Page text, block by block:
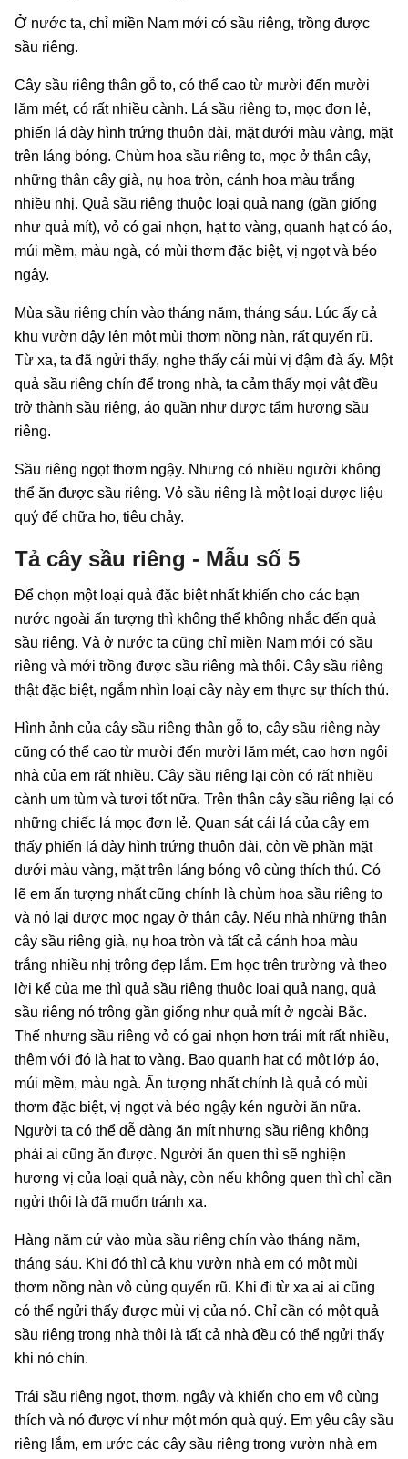
Ở nước ta, chỉ miền Nam mới có sầu riêng, trồng được
sầu riêng.
Cây sầu riêng thân gỗ to, có thể cao từ mười đến mười
lăm mét, có rất nhiều cành. Lá sầu riêng to, mọc đơn lẻ,
phiến lá dày hình trứng thuôn dài, mặt dưới màu vàng, mặt
trên láng bóng. Chùm hoa sầu riêng to, mọc ở thân cây,
những thân cây già, nụ hoa tròn, cánh hoa màu trắng
nhiều nhị. Quả sầu riêng thuộc loại quả nang (gần giống
như quả mít), vỏ có gai nhọn, hạt to vàng, quanh hạt có áo,
múi mềm, màu ngà, có mùi thơm đặc biệt, vị ngọt và béo
ngậy.
Mùa sầu riêng chín vào tháng năm, tháng sáu. Lúc ấy cả
khu vườn dậy lên một mùi thơm nồng nàn, rất quyến rũ.
Từ xa, ta đã ngửi thấy, nghe thấy cái mùi vị đậm đà ấy. Một
quả sầu riêng chín để trong nhà, ta cảm thấy mọi vật đều
trở thành sầu riêng, áo quần như được tẩm hương sầu
riêng.
Sầu riêng ngọt thơm ngậy. Nhưng có nhiều người không
thể ăn được sầu riêng. Vỏ sầu riêng là một loại dược liệu
quý để chữa ho, tiêu chảy.
Tả cây sầu riêng - Mẫu số 5
Để chọn một loại quả đặc biệt nhất khiến cho các bạn
nước ngoài ấn tượng thì không thể không nhắc đến quả
sầu riêng. Và ở nước ta cũng chỉ miền Nam mới có sầu
riêng và mới trồng được sầu riêng mà thôi. Cây sầu riêng
thật đặc biệt, ngắm nhìn loại cây này em thực sự thích thú.
Hình ảnh của cây sầu riêng thân gỗ to, cây sầu riêng này
cũng có thể cao từ mười đến mười lăm mét, cao hơn ngôi
nhà của em rất nhiều. Cây sầu riêng lại còn có rất nhiều
cành um tùm và tươi tốt nữa. Trên thân cây sầu riêng lại có
những chiếc lá mọc đơn lẻ. Quan sát cái lá của cây em
thấy phiến lá dày hình trứng thuôn dài, còn về phần mặt
dưới màu vàng, mặt trên láng bóng vô cùng thích thú. Có
lẽ em ấn tượng nhất cũng chính là chùm hoa sầu riêng to
và nó lại được mọc ngay ở thân cây. Nếu nhà những thân
cây sầu riêng già, nụ hoa tròn và tất cả cánh hoa màu
trắng nhiều nhị trông đẹp lắm. Em học trên trường và theo
lời kể của mẹ thì quả sầu riêng thuộc loại quả nang, quả
sầu riêng nó trông gần giống như quả mít ở ngoài Bắc.
Thế nhưng sầu riêng vỏ có gai nhọn hơn trái mít rất nhiều,
thêm với đó là hạt to vàng. Bao quanh hạt có một lớp áo,
múi mềm, màu ngà. Ấn tượng nhất chính là quả có mùi
thơm đặc biệt, vị ngọt và béo ngậy kén người ăn nữa.
Người ta có thể dễ dàng ăn mít nhưng sầu riêng không
phải ai cũng ăn được. Người ăn quen thì sẽ nghiện
hương vị của loại quả này, còn nếu không quen thì chỉ cần
ngửi thôi là đã muốn tránh xa.
Hàng năm cứ vào mùa sầu riêng chín vào tháng năm,
tháng sáu. Khi đó thì cả khu vườn nhà em có một mùi
thơm nồng nàn vô cùng quyến rũ. Khi đi từ xa ai ai cũng
có thể ngửi thấy được mùi vị của nó. Chỉ cần có một quả
sầu riêng trong nhà thôi là tất cả nhà đều có thể ngửi thấy
khi nó chín.
Trái sầu riêng ngọt, thơm, ngậy và khiến cho em vô cùng
thích và nó được ví như một món quà quý. Em yêu cây sầu
riêng lắm, em ước các cây sầu riêng trong vườn nhà em